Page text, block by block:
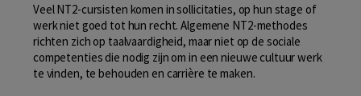
Veel NT2-cursisten komen in sollicitaties, op hun stage of
werk niet goed tot hun recht. Algemene NT2-methodes
richten zich op taalvaardigheid, maar niet op de sociale
competenties die nodig zijn om in een nieuwe cultuur werk
te vinden, te behouden en carrière te maken.